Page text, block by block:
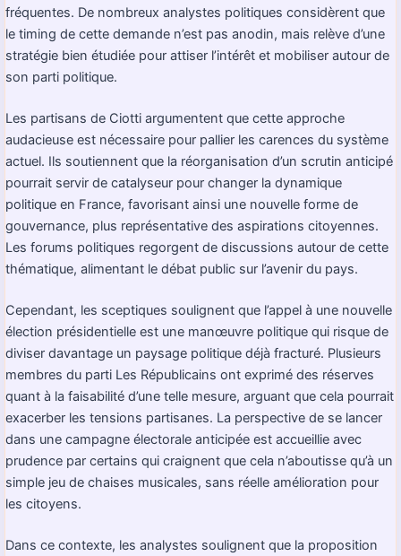
fréquentes. De nombreux analystes politiques considèrent que
le timing de cette demande n’est pas anodin, mais relève d’une
stratégie bien étudiée pour attiser l’intérêt et mobiliser autour de
son parti politique.
Les partisans de Ciotti argumentent que cette approche
audacieuse est nécessaire pour pallier les carences du système
actuel. Ils soutiennent que la réorganisation d’un scrutin anticipé
pourrait servir de catalyseur pour changer la dynamique
politique en France, favorisant ainsi une nouvelle forme de
gouvernance, plus représentative des aspirations citoyennes.
Les forums politiques regorgent de discussions autour de cette
thématique, alimentant le débat public sur l’avenir du pays.
Cependant, les sceptiques soulignent que l’appel à une nouvelle
élection présidentielle est une manœuvre politique qui risque de
diviser davantage un paysage politique déjà fracturé. Plusieurs
membres du parti Les Républicains ont exprimé des réserves
quant à la faisabilité d’une telle mesure, arguant que cela pourrait
exacerber les tensions partisanes. La perspective de se lancer
dans une campagne électorale anticipée est accueillie avec
prudence par certains qui craignent que cela n’aboutisse qu’à un
simple jeu de chaises musicales, sans réelle amélioration pour
les citoyens.
Dans ce contexte, les analystes soulignent que la proposition